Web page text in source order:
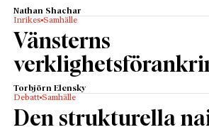
Nathan Shachar
Inrikes Samhälle
Vänsterns
Torbjörn Elensky
Debatt Samhälle
Den strukturella